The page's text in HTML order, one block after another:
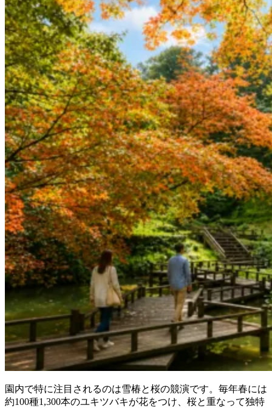
園内で特に注目されるのは雪椿と桜の競演です。毎年春には
約100種1,300本のユキツバキが花をつけ、桜と重なって独特